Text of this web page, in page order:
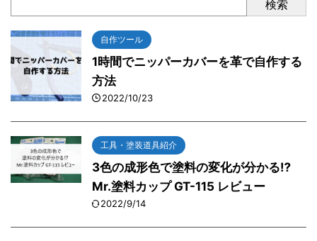
検索
自作ツール
1時間でニッパーカバーを革で自作する
方法
2022/10/23
工具・塗装道具紹介
3色の成形色で塗料の変化が分かる⁉
Mr.塗料カップ GT-115 レビュー
2022/9/14